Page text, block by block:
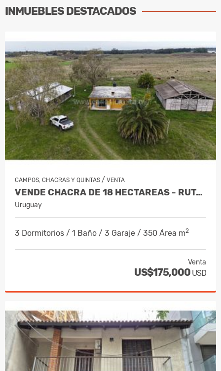
INMUEBLESDESTACADOS
CAMPOS, CHACRAS Y QUINTAS / VENTA
VENDE CHACRA DE 18 HECTAREAS - RUTA 6 - ENTRE SAUCE Y SANTA ROSA
Uruguay
3 Dormitorios / 1 Baño / 3 Garaje / 350 Área m2
Venta
US$175,000 USD